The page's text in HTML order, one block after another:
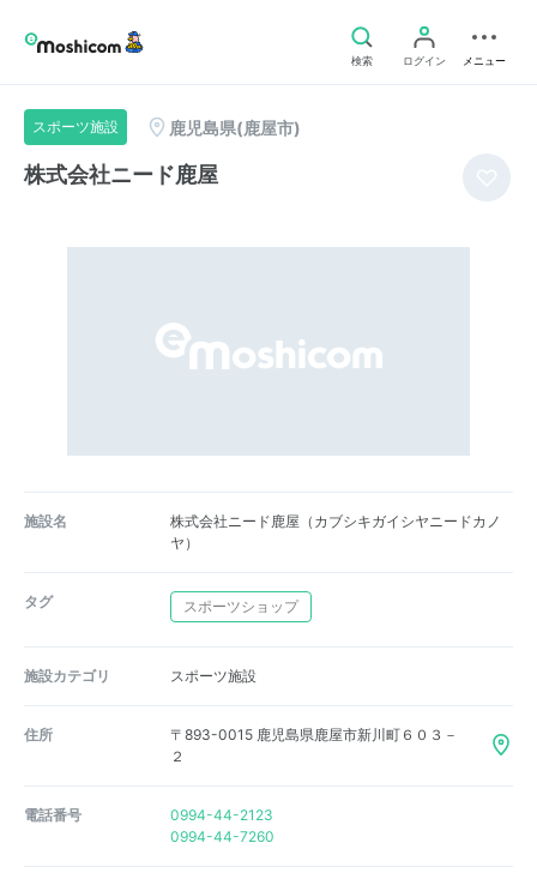
検索 ログイン メニュー
スポーツ施設 鹿児島県(鹿屋市)
株式会社ニード鹿屋
施設名
株式会社ニード鹿屋（カブシキガイシヤニードカノ
ヤ）
タグ スポーツショップ
施設カテゴリ スポーツ施設
住所
〒893-0015 鹿児島県鹿屋市新川町６０３－
２
電話番号
0994-44-2123
0994-44-7260